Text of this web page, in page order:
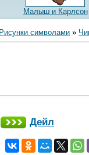
Малыш и Карлсон
Рисунки символами »
Дейл